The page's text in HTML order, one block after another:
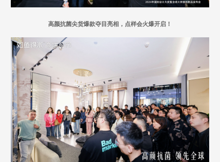
高颜抗菌尖货爆款夺目亮相 ， 点样会火爆开启！